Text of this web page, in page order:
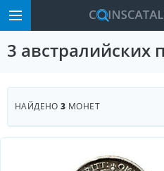
3 австралийских
НАЙДЕНО3 МОНЕТ